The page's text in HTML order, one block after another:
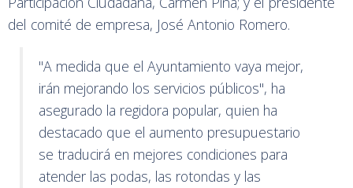
del comité de empresa, José Antonio Romero.
"A medida que el Ayuntamiento vaya mejor,
irán mejorando los servicios públicos", ha
asegurado la regidora popular, quien ha
destacado que el aumento presupuestario
se traducirá en mejores condiciones para
atender las podas, las rotondas y las